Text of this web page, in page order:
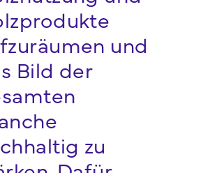
und
Bild der
zu